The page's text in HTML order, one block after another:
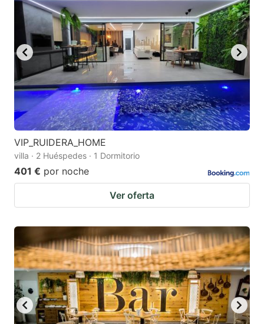
VIP_RUIDERA_HOME
villa · 2 Huéspedes · 1 Dormitorio
401 € por noche
Ver oferta